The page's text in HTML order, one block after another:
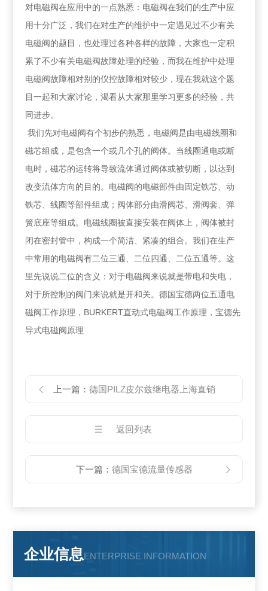
对电磁阀在应用中的一点熟悉：电磁阀在我们的生产中应
用十分广泛，我们在对生产的维护中一定遇见过不少有关
电磁阀的题目，也处理过各种各样的故障，大家也一定积
累了不少有关电磁阀故障处理的经验，而我在维护中处理
电磁阀故障相对别的仪控故障相对较少，现在我就这个题
目一起和大家讨论，渴看从大家那里学习更多的经验，共
同进步。
我们先对电磁阀有个初步的熟悉，电磁阀是由电磁线圈和
磁芯组成，是包含一个或几个孔的阀体。当线圈通电或断
电时，磁芯的运转将导致流体通过阀体或被切断，以达到
改变流体方向的目的。电磁阀的电磁部件由固定铁芯、动
铁芯、线圈等部件组成；阀体部分由滑阀芯、滑阀套、弹
簧底座等组成。电磁线圈被直接安装在阀体上，阀体被封
闭在密封管中，构成一个简洁、紧凑的组合。我们在生产
中常用的电磁阀有二位三通、二位四通、二位五通等。这
里先说说二位的含义：对于电磁阀来说就是带电和失电，
对于所控制的阀门来说就是开和关。德国宝德两位五通电
磁阀工作原理，BURKERT直动式电磁阀工作原理，宝德先
导式电磁阀原理
上一篇： 德国PILZ皮尔兹继电器上海直销
返回列表
下一篇： 德国宝德流量传感器
企业信息ENTERPRISE INFORMATION